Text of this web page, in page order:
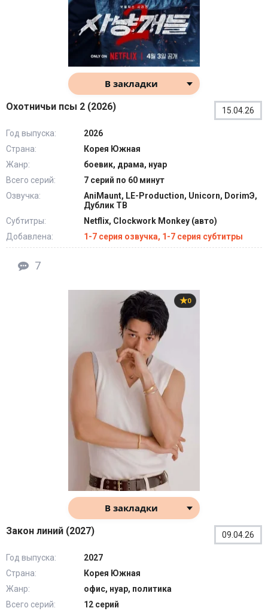
В закладки
Охотничьи псы 2 (2026) 15.04.26
Год выпуска:
2026
Страна:
Корея Южная
Жанр:
боевик, драма, нуар
Всего серий:
7 серий по 60 минут
Озвучка:
AniMaunt, LE-Production, Unicorn, DorimЭ,
Дублик ТВ
Субтитры:
Netflix, Clockwork Monkey (авто)
Добавлена:
1-7 серия озвучка, 1-7 серия субтитры
7
0
В закладки
Закон линий (2027) 09.04.26
Год выпуска:
2027
Страна:
Корея Южная
Жанр:
офис, нуар, политика
Всего серий:
12 серий